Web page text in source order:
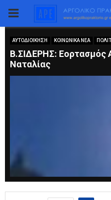
PRIMARY
MENU
ΑΥΤΟΔΙΟΙΚΗΣΗ ΚΟΙΝΩΝΙΚΑ ΝΕΑ
Β.ΣΙΔΕΡΗΣ: Εορτασμός
Ναταλίας